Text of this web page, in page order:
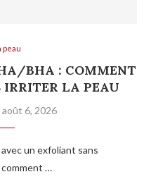
peau
BHA : COMMENT
IRRITER LA PEAU
août 6, 2026
un exfoliant sans
comment …